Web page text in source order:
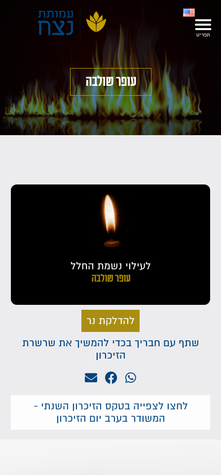
עופר שולבה
לעילוי נשמת החלל
עופר שולבה
להדלקת נר
שתף עם חבריך בכדי להמשיך את שרשרת
הזיכרון
לחצו לצפייה בטקס הזיכרון השנתי -
המשודר בערב יום הזיכרון